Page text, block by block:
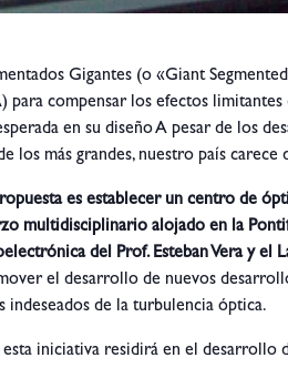
Gigantes (o «Giant
para compensar los efectos
en su diseño A pesar de los
los más grandes, nuestro país
es establecer un centro de
multidisciplinario alojado en la
del Prof. Esteban Vera y el
el desarrollo de nuevos
indeseados de la turbulencia óptica.
iniciativa residirá en el desarrollo